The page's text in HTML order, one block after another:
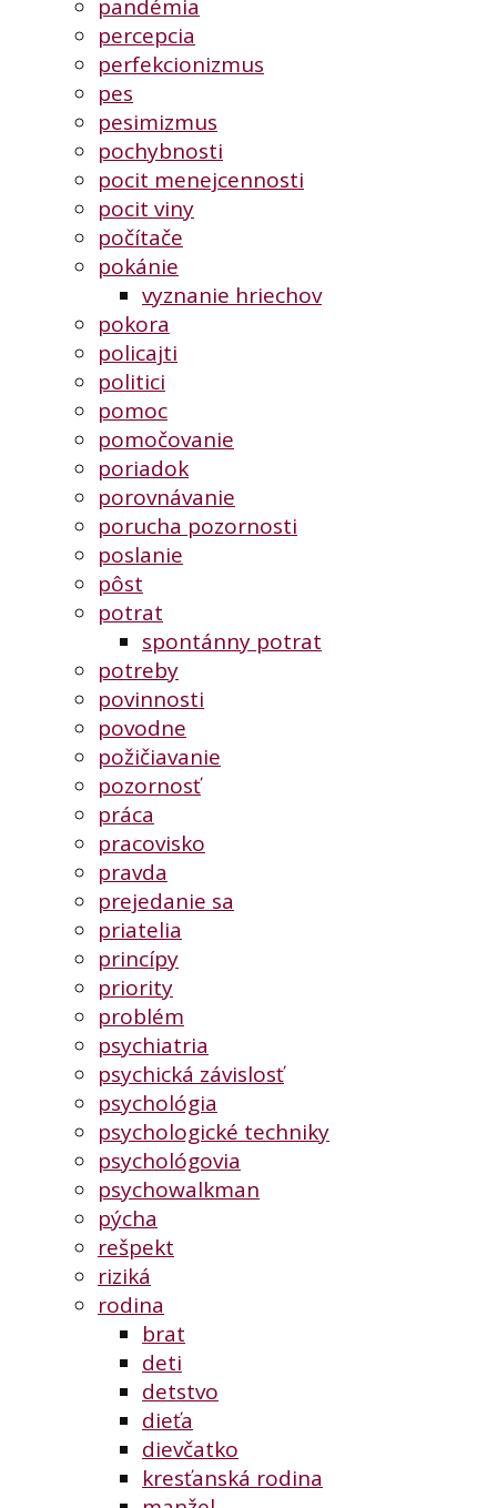
pandémia
percepcia
perfekcionizmus
pes
pesimizmus
pochybnosti
pocit menejcennosti
pocit viny
počítače
pokánie
vyznanie hriechov
pokora
policajti
politici
pomoc
pomočovanie
poriadok
porovnávanie
porucha pozornosti
poslanie
pôst
potrat
spontánny potrat
potreby
povinnosti
povodne
požičiavanie
pozornosť
práca
pracovisko
pravda
prejedanie sa
priatelia
princípy
priority
problém
psychiatria
psychická závislosť
psychológia
psychologické techniky
psychológovia
psychowalkman
pýcha
rešpekt
riziká
rodina
brat
deti
detstvo
dieťa
dievčatko
kresťanská rodina